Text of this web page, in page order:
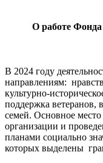
О работе
В 2024 году
направлениям:
культурно-
поддержка ветеранов,
семей. Основное место
организации и
планами социально
которых выделены